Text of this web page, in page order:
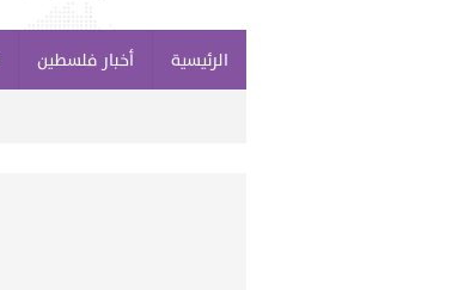
الرئيسية أخبار فلسطين